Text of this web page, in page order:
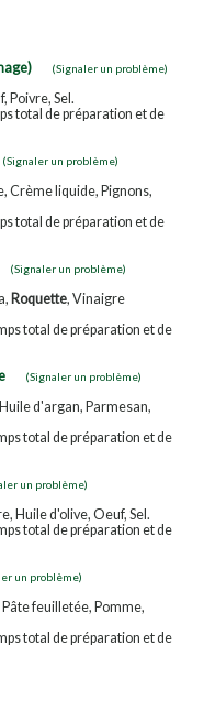
(Signaler un problème)
Poivre, Sel.
total de préparation et de
(Signaler un problème)
Crème liquide, Pignons,
total de préparation et de
(Signaler un problème)
Roquette, Vinaigre
total de préparation et de
(Signaler un problème)
d'argan, Parmesan,
total de préparation et de
un problème)
Huile d'olive, Oeuf, Sel.
total de préparation et de
un problème)
feuilletée, Pomme,
total de préparation et de